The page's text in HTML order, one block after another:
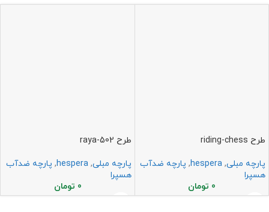
طرح riding-chess
پارچه مبلی,
hespera
, پارچه ضدآب
هسپرا
0 تومان
طرح raya-502
پارچه مبلی,
hespera
, پارچه ضدآب
هسپرا
0 تومان